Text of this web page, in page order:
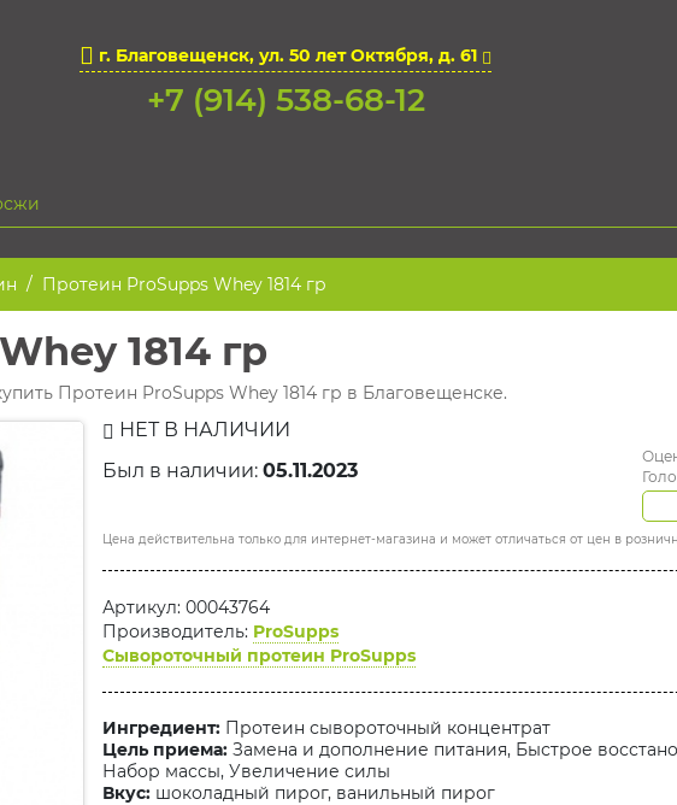
г. Благовещенск, ул. 50 лет Октября, д. 61
+7 (914) 538-68-12
Протеин ProSupps Whey 1814 гр
1814 гр
Протеин ProSupps Whey 1814 гр в Благовещенске.
НЕТ В НАЛИЧИИ
Был в наличии: 05.11.2023
Цена действительна только для интернет-магазина и может отличаться от цен в
Артикул: 00043764
Производитель: ProSupps
Сывороточный протеин ProSupps
Ингредиент: Протеин сывороточный концентрат
Цель приема: Замена и дополнение питания, Быстрое
Набор массы, Увеличение силы
Вкус: шоколадный пирог, ванильный пирог